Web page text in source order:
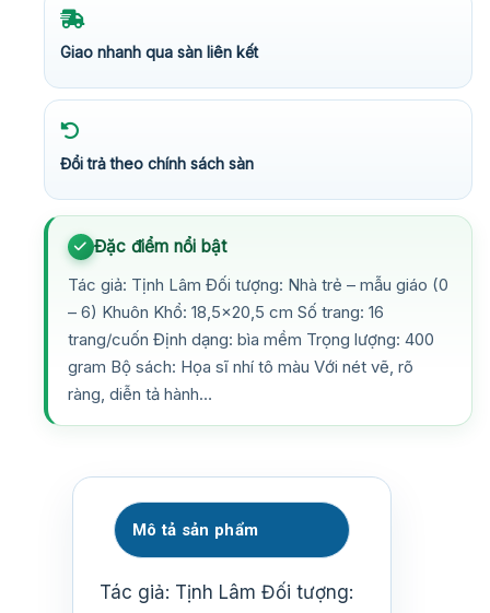
Giao nhanh qua sàn liên kết
Đổi trả theo chính sách sàn
Đặc điểm nổi bật
Tác giả: Tịnh Lâm Đối tượng: Nhà trẻ – mẫu giáo (0
– 6) Khuôn Khổ: 18,5×20,5 cm Số trang: 16
trang/cuốn Định dạng: bìa mềm Trọng lượng: 400
gram Bộ sách: Họa sĩ nhí tô màu Với nét vẽ, rõ
ràng, diễn tả hành…
Mô tả sản phẩm
Tác giả: Tịnh Lâm Đối tượng: